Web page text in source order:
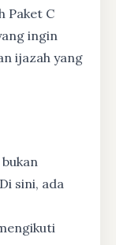
Paket C
ingin
ijazah yang
sini, ada